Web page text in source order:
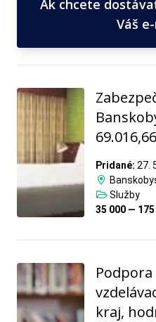
Ak chcete
Váš
Pridané: 27.
Služby
35 000 —
kraj,